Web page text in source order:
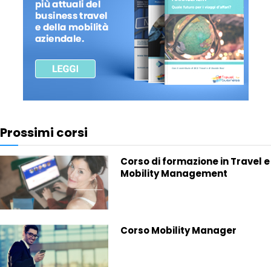
Prossimi corsi
Corso di formazione in Travel e
Mobility Management
Corso Mobility Manager